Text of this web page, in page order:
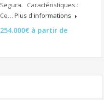
Segura. Caractéristiques :
Ce… Plus d'informations
254.000€ à partir de